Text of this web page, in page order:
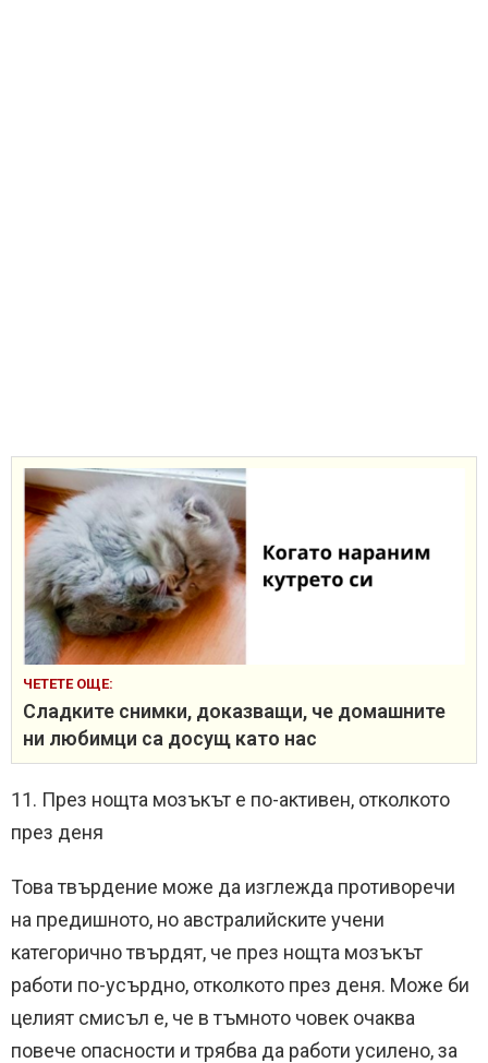
ЧЕТЕТЕ ОЩЕ:
Сладките снимки, доказващи, че домашните
ни любимци са досущ като нас
11. През нощта мозъкът е по-активен, отколкото
през деня
Това твърдение може да изглежда противоречи
на предишното, но австралийските учени
категорично твърдят, че през нощта мозъкът
работи по-усърдно, отколкото през деня. Може би
целият смисъл е, че в тъмното човек очаква
повече опасности и трябва да работи усилено, за